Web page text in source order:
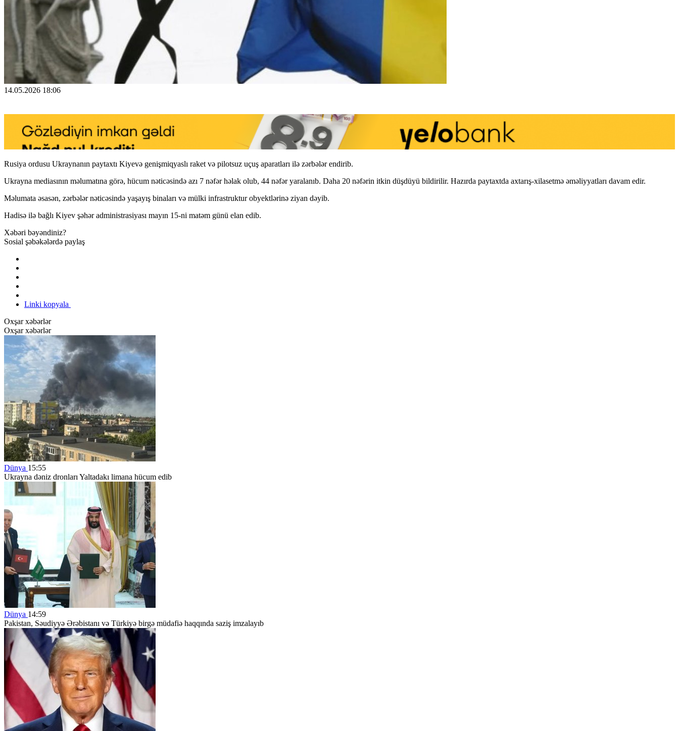
14.05.2026 18:06
Rusiya ordusu Ukraynanın paytaxtı Kiyevə genişmiqyaslı raket və pilotsuz uçuş aparatları ilə zərbələr endirib.
Ukrayna mediasının məlumatına görə, hücum nəticəsində azı 7 nəfər həlak olub, 44 nəfər yaralanıb. Daha 20 nəfərin itkin düşdüyü bildirilir. Hazırda paytaxtda axtarış-xilasetmə əməliyyatları davam edir.
Məlumata əsasən, zərbələr nəticəsində yaşayış binaları və mülki infrastruktur obyektlərinə ziyan dəyib.
Hadisə ilə bağlı Kiyev şəhər administrasiyası mayın 15-ni matəm günü elan edib.
Xəbəri bəyəndiniz?
Sosial şəbəkələrdə paylaş
Linki kopyala
Oxşar xəbərlər
Oxşar xəbərlər
Dünya 15:55
Ukrayna dəniz dronları Yaltadakı limana hücum edib
Dünya 14:59
Pakistan, Səudiyyə Ərəbistanı və Türkiyə birgə müdafiə haqqında saziş imzalayıb